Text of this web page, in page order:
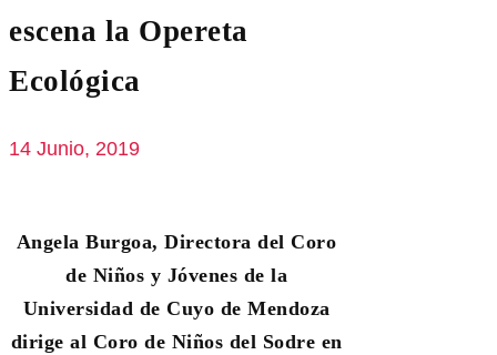
escena la Opereta
Ecológica
14 Junio, 2019
Angela Burgoa, Directora del Coro
de Niños y Jóvenes de la
Universidad de Cuyo de Mendoza
dirige al Coro de Niños del Sodre en